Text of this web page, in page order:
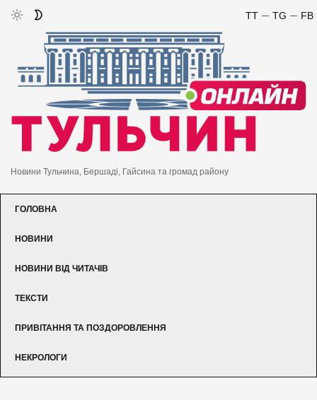
FB
TG
TT
Новини Тульчина, Бершаді, Гайсина та громад району
ГОЛОВНА
НОВИНИ
НОВИНИ ВІД ЧИТАЧІВ
ТЕКСТИ
ПРИВІТАННЯ ТА ПОЗДОРОВЛЕННЯ
НЕКРОЛОГИ